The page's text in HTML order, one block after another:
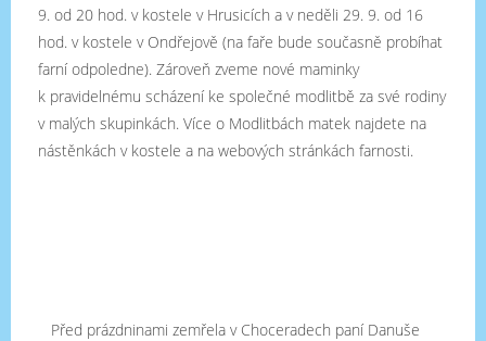
9. od 20 hod. v kostele v Hrusicích a v neděli 29. 9. od 16
hod. v kostele v Ondřejově (na faře bude současně probíhat
farní odpoledne). Zároveň zveme nové maminky
k pravidelnému scházení ke společné modlitbě za své rodiny
v malých skupinkách. Více o Modlitbách matek najdete na
nástěnkách v kostele a na webových stránkách farnosti.
Před prázdninami zemřela v Choceradech paní Danuše